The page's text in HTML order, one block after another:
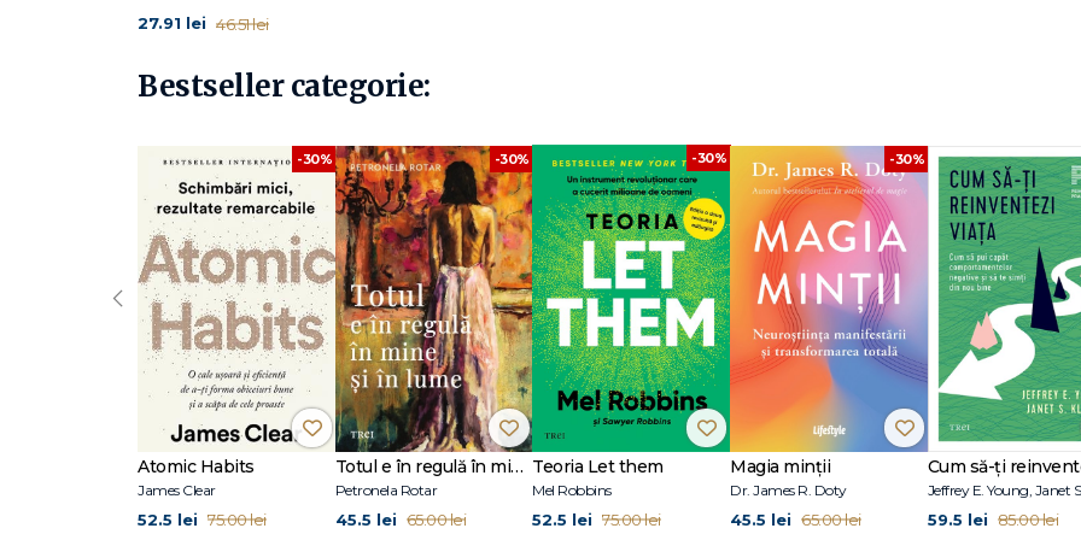
27.91 lei 46.51 lei
Bestseller categorie:
-30%
Atomic Habits
James Clear
52.5 lei 75.00 lei
-30%
Totul e în regulă în mine și în lume
Petronela Rotar
45.5 lei 65.00 lei
-30%
Teoria Let them
Mel Robbins
52.5 lei 75.00 lei
-30%
Magia minții
Dr. James R. Doty
45.5 lei 65.00 lei 59.5 lei 85.00 lei
‹